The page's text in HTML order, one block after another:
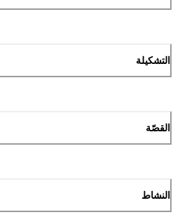
التشكيلة
القصّة
النشاط